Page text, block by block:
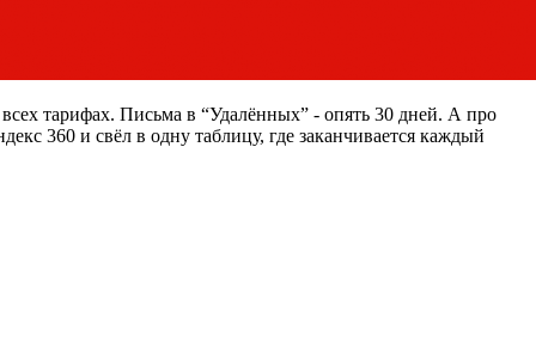
тарифах. Письма в “Удалённых” - опять 30 дней. А про
360 и свёл в одну таблицу, где заканчивается каждый